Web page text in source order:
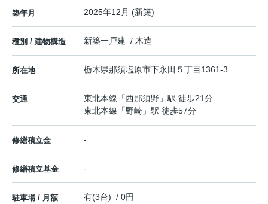
築年月 2025年12月 (新築)
種別 / 建物構造 新築一戸建 / 木造
所在地 栃木県那須塩原市下永田 ５丁目1361-3
交通 東北本線 「西那須野 」駅 徒歩21分
東北本線 「野崎 」駅 徒歩57分
修繕積立金 -
修繕積立基金 -
駐車場 / 月額 有(3台) / 0円